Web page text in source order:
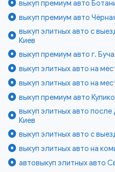
выкуп премиум авто
выкуп премиум авто
выкуп элитных авто с
Киев
выкуп премиум авто г. Буча
выкуп элитных авто на
выкуп элитных авто на
выкуп премиум авто
выкуп элитных авто
Киев
выкуп элитных авто с
выкуп элитных авто на
автовыкуп элитных авто